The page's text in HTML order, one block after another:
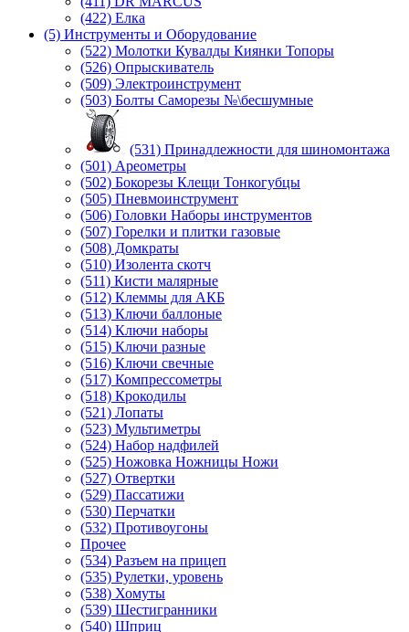
(422) Елка
(5) Инструменты и Оборудование
(522) Молотки Кувалды Киянки Топоры
(526) Опрыскиватель
(509) Электроинструмент
(503) Болты Саморезы №\бесшумные
(531) Принадлежности для шиномонтажа
(501) Ареометры
(502) Бокорезы Клещи Тонкогубцы
(505) Пневмоинструмент
(506) Головки Наборы инструментов
(507) Горелки и плитки газовые
(508) Домкраты
(510) Изолента скотч
(511) Кисти малярные
(512) Клеммы для АКБ
(513) Ключи баллоные
(514) Ключи наборы
(515) Ключи разные
(516) Ключи свечные
(517) Компрессометры
(518) Крокодилы
(521) Лопаты
(523) Мультиметры
(524) Набор надфилей
(525) Ножовка Ножницы Ножи
(527) Отвертки
(529) Пассатижи
(530) Перчатки
(532) Противоугоны
Прочее
(534) Разъем на прицеп
(535) Рулетки, уровень
(538) Хомуты
(539) Шестигранники
(540) Шприц